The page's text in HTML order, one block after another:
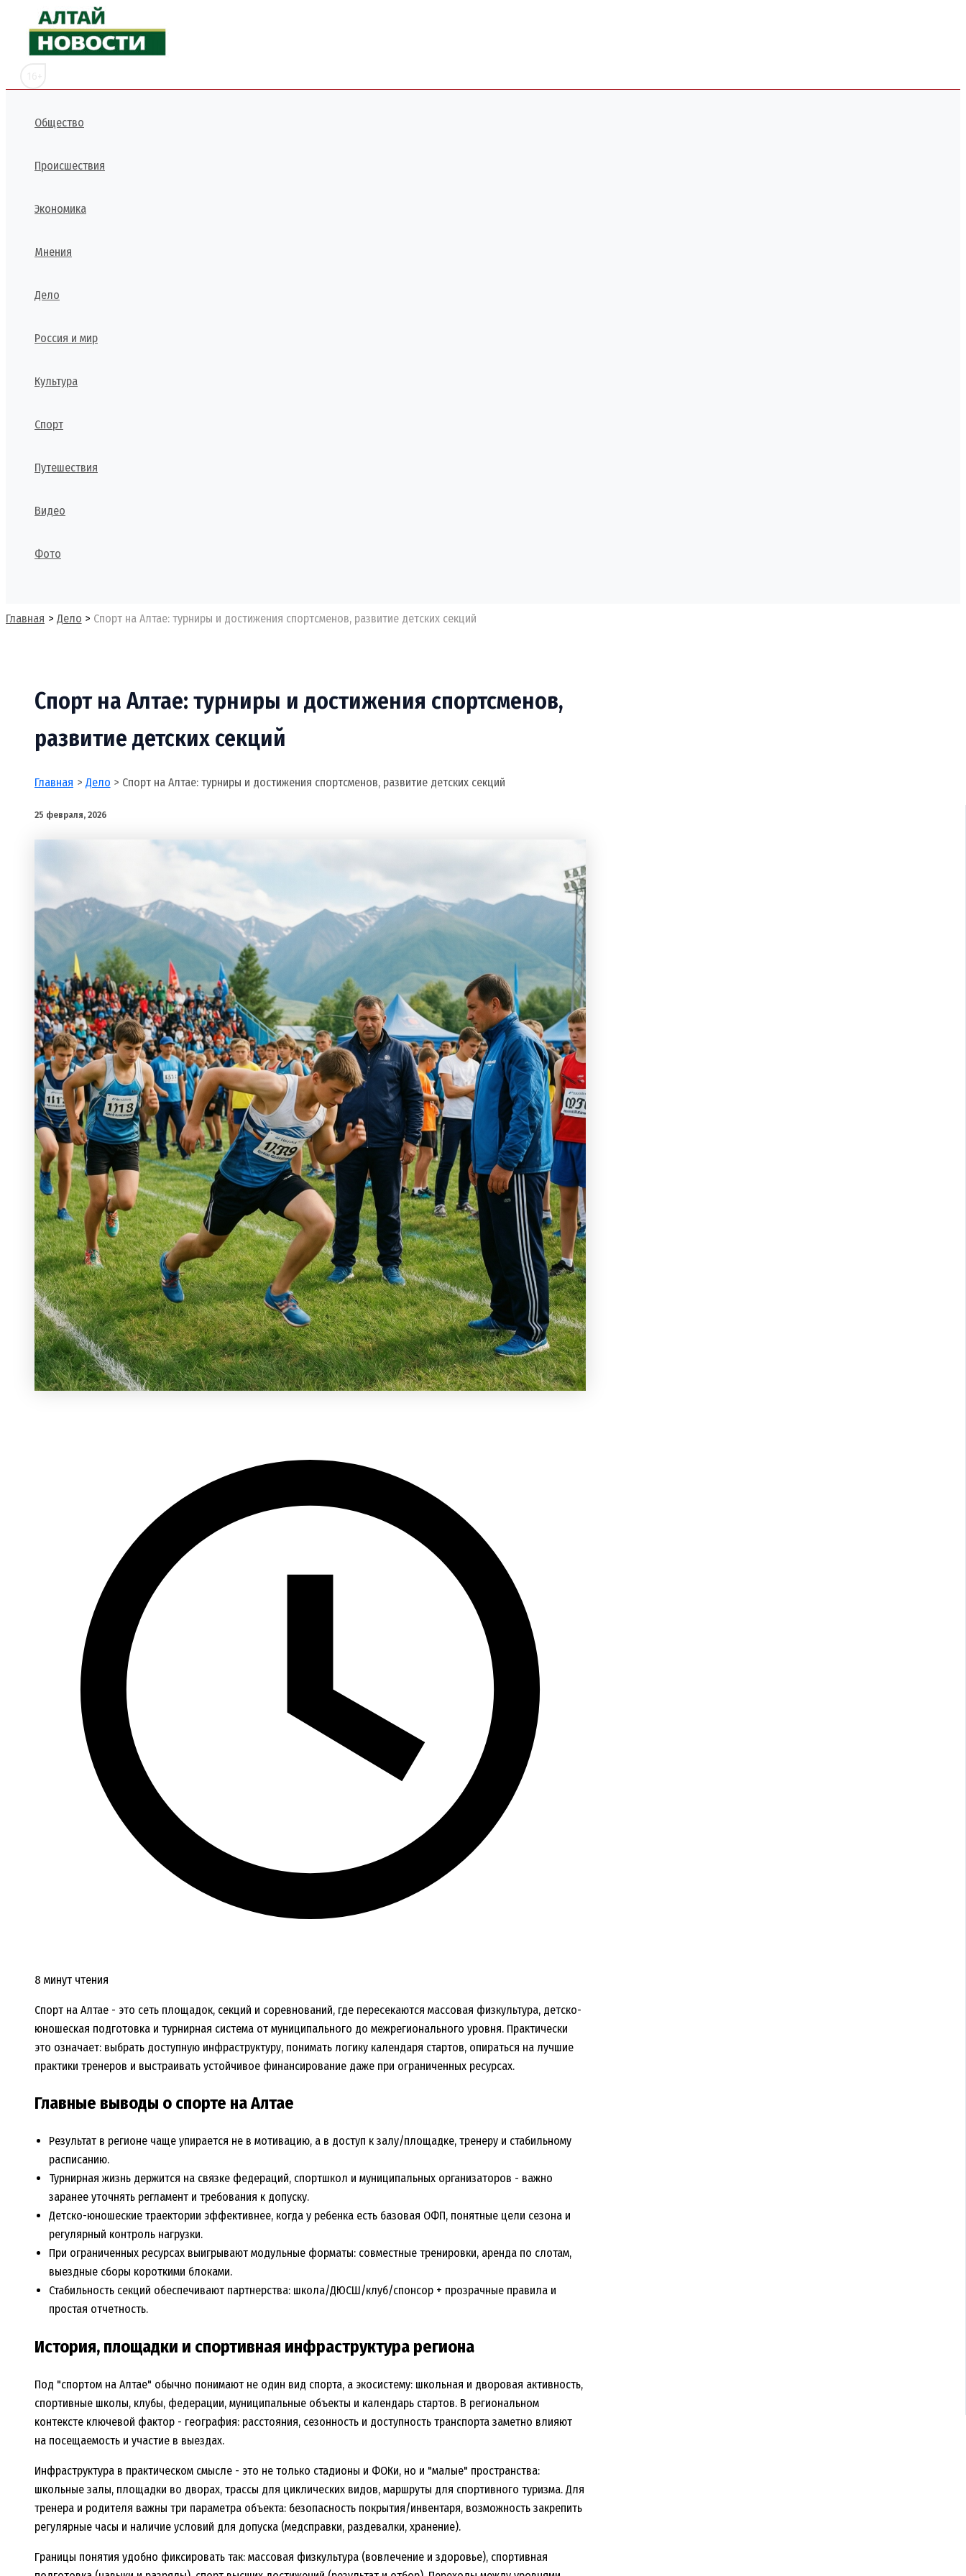
Перейти
содержимому
Общество
Происшествия
Экономика
Мнения
Дело
Россия и мир
Культура
Спорт
Путешествия
Видео
Фото
Главная Дело Спорт на Алтае: турниры и достижения спортсменов, развитие детских секций
Спорт на Алтае: турниры и достижения спортсменов,
развитие детских секций
Главная Дело Спорт на Алтае: турниры и достижения спортсменов, развитие детских секций
25 февраля, 2026
8 минут чтения
Спорт на Алтае - это сеть площадок, секций и соревнований, где пересекаются массовая физкультура, детско-
юношеская подготовка и турнирная система от муниципального до межрегионального уровня. Практически
это означает: выбрать доступную инфраструктуру, понимать логику календаря стартов, опираться на лучшие
практики тренеров и выстраивать устойчивое финансирование даже при ограниченных ресурсах.
Главные выводы о спорте на Алтае
Результат в регионе чаще упирается не в мотивацию, а в доступ к залу/площадке, тренеру и стабильному
расписанию.
Турнирная жизнь держится на связке федераций, спортшкол и муниципальных организаторов - важно
заранее уточнять регламент и требования к допуску.
Детско-юношеские траектории эффективнее, когда у ребенка есть базовая ОФП, понятные цели сезона и
регулярный контроль нагрузки.
При ограниченных ресурсах выигрывают модульные форматы: совместные тренировки, аренда по слотам,
выездные сборы короткими блоками.
Стабильность секций обеспечивают партнерства: школа/ДЮСШ/клуб/спонсор + прозрачные правила и
простая отчетность.
История, площадки и спортивная инфраструктура региона
Под "спортом на Алтае" обычно понимают не один вид спорта, а экосистему: школьная и дворовая активность,
спортивные школы, клубы, федерации, муниципальные объекты и календарь стартов. В региональном
контексте ключевой фактор - география: расстояния, сезонность и доступность транспорта заметно влияют
на посещаемость и участие в выездах.
Инфраструктура в практическом смысле - это не только стадионы и ФОКи, но и "малые" пространства:
школьные залы, площадки во дворах, трассы для циклических видов, маршруты для спортивного туризма. Для
тренера и родителя важны три параметра объекта: безопасность покрытия/инвентаря, возможность закрепить
регулярные часы и наличие условий для допуска (медсправки, раздевалки, хранение).
Границы понятия удобно фиксировать так: массовая физкультура (вовлечение и здоровье), спортивная